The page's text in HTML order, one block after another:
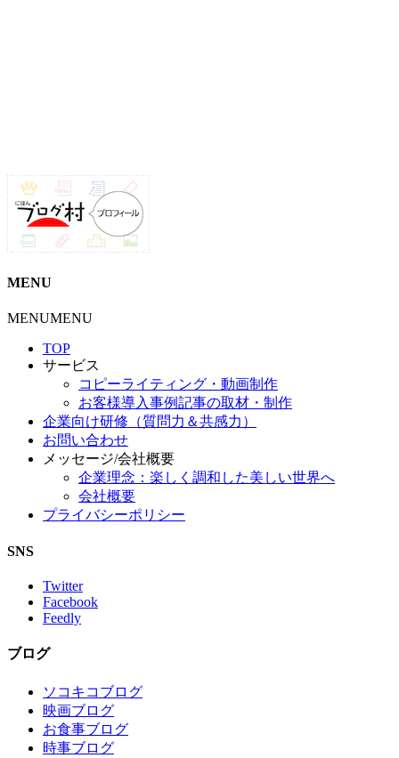
MENU
MENUMENU
TOP
サービス
コピーライティング・動画制作
お客様導入事例記事の取材・制作
企業向け研修（質問力＆共感力）
お問い合わせ
メッセージ/会社概要
企業理念：楽しく調和した美しい世界へ
会社概要
プライバシーポリシー
SNS
Twitter
Facebook
Feedly
ブログ
ソコキコブログ
映画ブログ
お食事ブログ
時事ブログ